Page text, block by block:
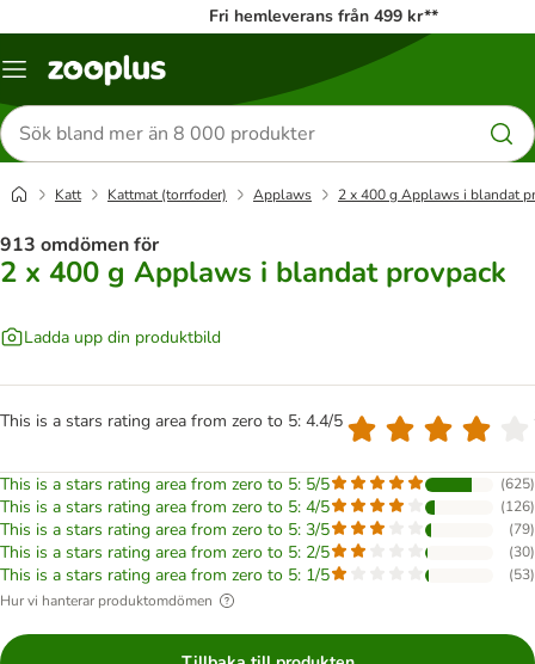
Fri hemleverans från 499 kr**
Katalogmeny
Sök
efter
produkter
Katt Kattmat (torrfoder) Applaws 2 x 400 g Applaws i blandat
913 omdömen för
2 x 400 g Applaws i blandat provpack
Ladda upp din produktbild
This is a stars rating area from zero to 5: 4.4/5
This is a stars rating area from zero to 5: 5/5 (625)
This is a stars rating area from zero to 5: 4/5 (126)
This is a stars rating area from zero to 5: 3/5 (79)
This is a stars rating area from zero to 5: 2/5 (30)
This is a stars rating area from zero to 5: 1/5 (53)
Hur vi hanterar produktomdömen